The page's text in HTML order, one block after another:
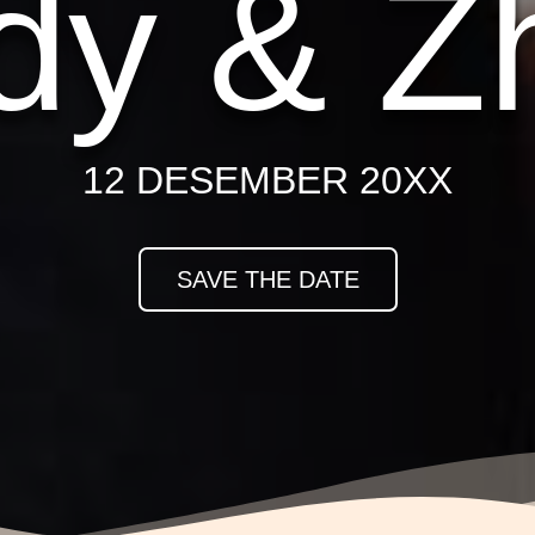
&
12 DESEMBER 20XX
SAVE THE DATE